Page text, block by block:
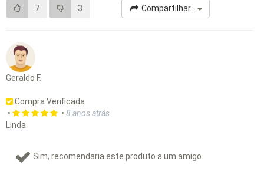
7 3 Compartilhar...
Geraldo F.
Compra Verificada
•
• 8 anos atrás
Linda
Sim, recomendaria este produto a um amigo